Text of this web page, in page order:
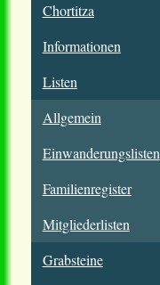
Chortitza
Informationen
Listen
Allgemein
Einwanderungslisten
Familienregister
Mitgliederlisten
Grabsteine